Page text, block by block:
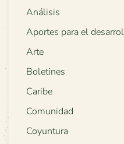
Análisis
Aportes para el
Arte
Boletines
Caribe
Comunidad
Coyuntura